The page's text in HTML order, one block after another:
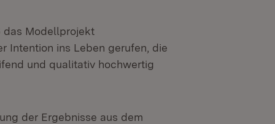
das Modellprojekt
Intention ins Leben gerufen, die
und qualitativ hochwertig
der Ergebnisse aus dem